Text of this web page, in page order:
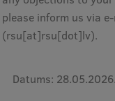
Starptautiskie
EURAXESS
please inform us via
(rsu[at]rsu[dot]lv).
Datums: 28.05.2026.